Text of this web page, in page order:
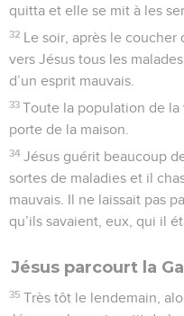
quitta et elle se mit à les
32 Le soir, après le
vers Jésus tous les
d’un esprit mauvais.
33 Toute la population de
porte de la maison.
34 Jésus guérit beaucoup
sortes de maladies et il
mauvais. Il ne laissait pas
qu’ils savaient, eux, qui il
Jésus parcourt la
35 Très tôt le lendemain,